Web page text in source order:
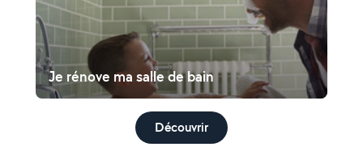
Je rénove ma salle de bain
Découvrir